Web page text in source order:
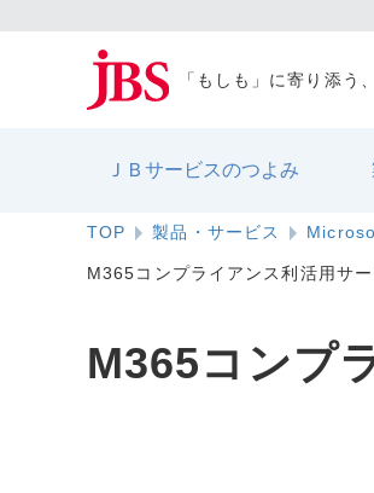
「もしも」に寄り添う
ＪＢサービスのつよみ
TOP 製品・サービス
M365コンプライアンス利活用サ
M365コンプ